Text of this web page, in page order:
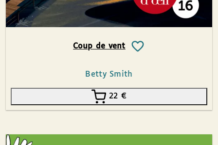
Coup de vent
Betty Smith
22 €